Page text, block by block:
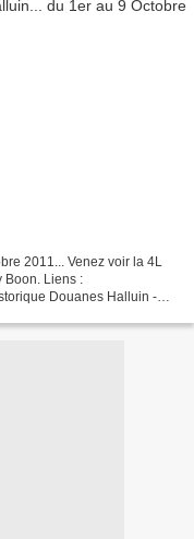
2011... Venez voir la 4L
Boon. Liens :
Douanes Halluin -